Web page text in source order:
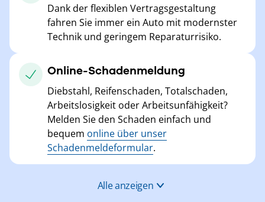
Dank der flexiblen Vertragsgestaltung
fahren Sie immer ein Auto mit modernster
Technik und geringem Reparaturrisiko.
Online-Schadenmeldung
Diebstahl, Reifenschaden, Totalschaden,
Arbeitslosigkeit oder Arbeitsunfähigkeit?
Melden Sie den Schaden einfach und
bequem online über unser
Schadenmeldeformular.
Alle anzeigen